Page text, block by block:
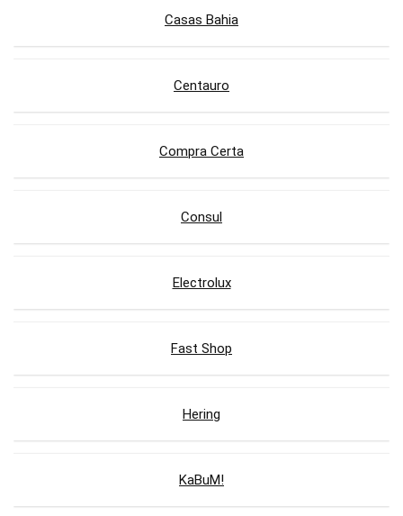
Casas Bahia
Centauro
Compra Certa
Consul
Electrolux
Fast Shop
Hering
KaBuM!